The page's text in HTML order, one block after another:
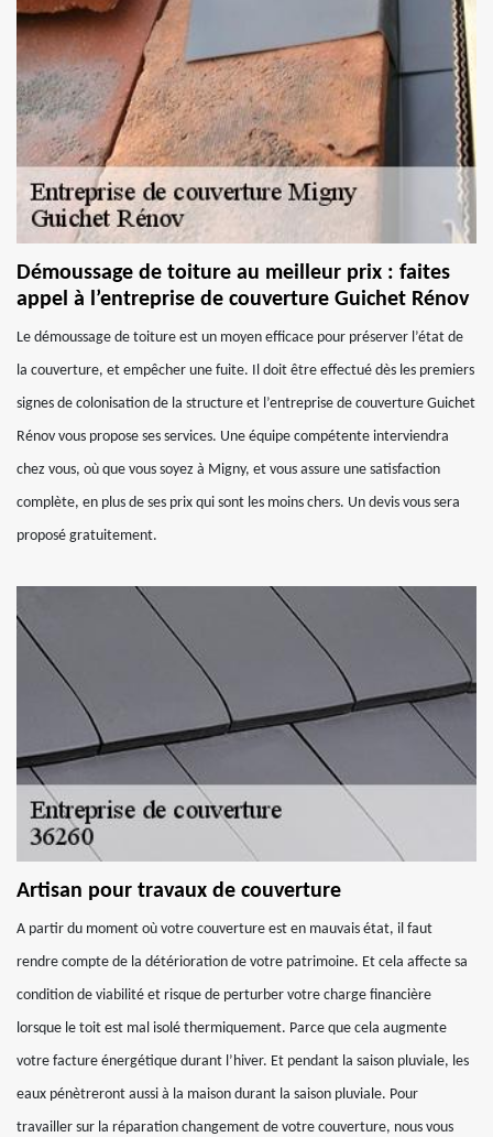
Démoussage de toiture au meilleur prix : faites
appel à l’entreprise de couverture Guichet Rénov
Le démoussage de toiture est un moyen efficace pour préserver l’état de
la couverture, et empêcher une fuite. Il doit être effectué dès les premiers
signes de colonisation de la structure et l’entreprise de couverture Guichet
Rénov vous propose ses services. Une équipe compétente interviendra
chez vous, où que vous soyez à Migny, et vous assure une satisfaction
complète, en plus de ses prix qui sont les moins chers. Un devis vous sera
proposé gratuitement.
Artisan pour travaux de couverture
A partir du moment où votre couverture est en mauvais état, il faut
rendre compte de la détérioration de votre patrimoine. Et cela affecte sa
condition de viabilité et risque de perturber votre charge financière
lorsque le toit est mal isolé thermiquement. Parce que cela augmente
votre facture énergétique durant l’hiver. Et pendant la saison pluviale, les
eaux pénètreront aussi à la maison durant la saison pluviale. Pour
travailler sur la réparation changement de votre couverture, nous vous